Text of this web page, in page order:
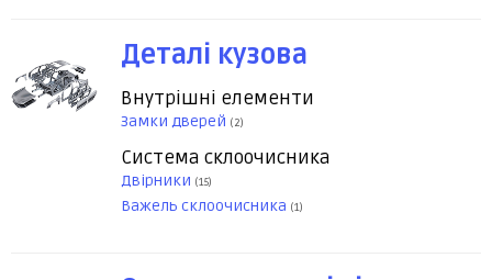
Деталі кузова
Внутрішні елементи
Замки дверей (2)
Система склоочисника
Двірники (15)
Важель склоочисника (1)